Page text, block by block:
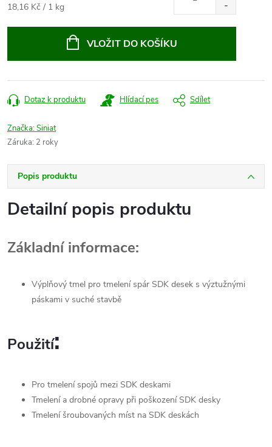
Měrná
18,16 Kč / 1 kg
VLOŽIT DO KOŠÍKU
Dotaz k produktu Hlídací pes Sdílet
Značka:Siniat
Záruka: 2 roky
Popis produktu
Detailní popis produktu
Základní informace:
Výplňový tmel pro tmelení spár SDK desek s výztužnými
páskami v suché stavbě
Použití:
Pro tmelení spojů mezi SDK deskami
Tmelení a drobné opravy při poškození SDK desky
Tmelení šroubovaných míst na SDK deskách